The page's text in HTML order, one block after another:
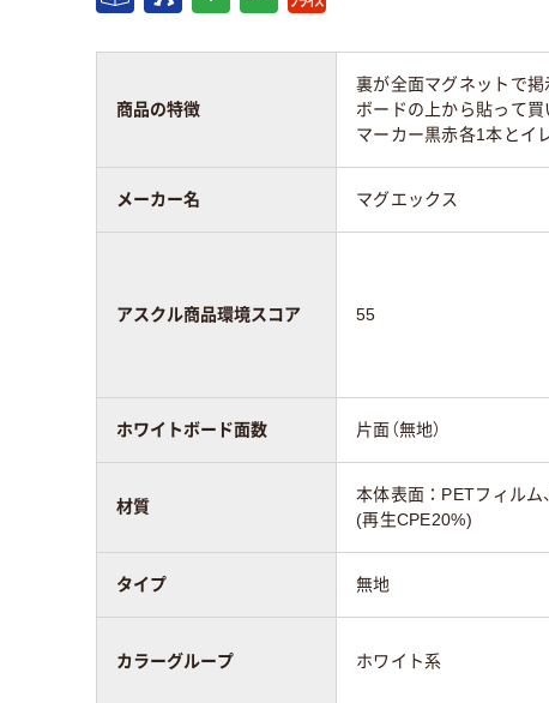
0.5mm
マグネットシートタ
マグ
イプ
厚さ
シートタイプ
アスクル商品環境
スコア
商品の特徴
裏が全面マグネットで掲
ボードの上から貼って
マーカー黒赤各1本とイ
メーカー名 マグエックス
アスクル商品環境スコア 55
ホワイトボード面数 片面（無地）
材質
本体表面：PETフィルム
(再生CPE20%)
タイプ 無地
カラーグループ ホワイト系